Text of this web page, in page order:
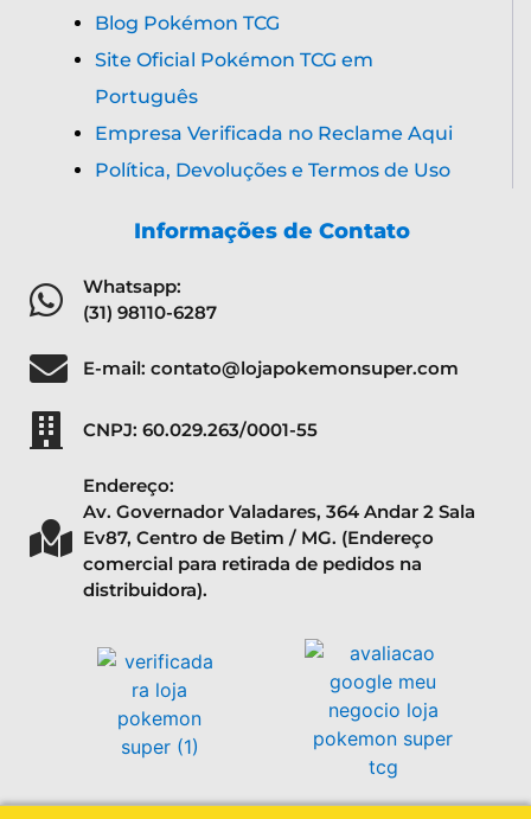
Blog Pokémon TCG
Site Oficial Pokémon TCG em
Português
Empresa Verificada no Reclame Aqui
Política, Devoluções e Termos de Uso
Informações de Contato
Whatsapp:
(31) 98110-6287
E-mail: contato@lojapokemonsuper.com
CNPJ: 60.029.263/0001-55
Endereço:
Av. Governador Valadares, 364 Andar 2 Sala
Ev87, Centro de Betim / MG. (Endereço
comercial para retirada de pedidos na
distribuidora).